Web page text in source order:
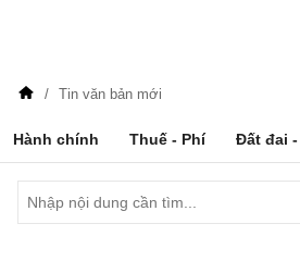
Tin văn bản mới
Hành chính Thuế - Phí Đất đai